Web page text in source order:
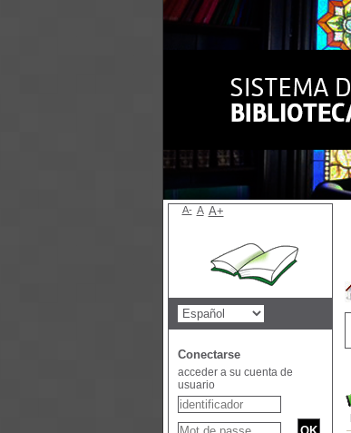
A- A A+
Conectarse
acceder a su cuenta de
usuario